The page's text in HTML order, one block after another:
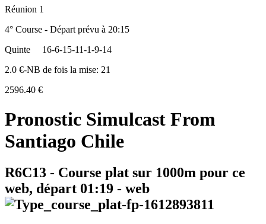
Réunion 1
4° Course - Départ prévu à 20:15
Quinte
16-6-15-11-1-9-14
2.0 €-NB de fois la mise: 21
2596.40 €
Pronostic Simulcast From
Santiago Chile
R6C13 - Course plat sur 1000m pour ce
web, départ 01:19 - web